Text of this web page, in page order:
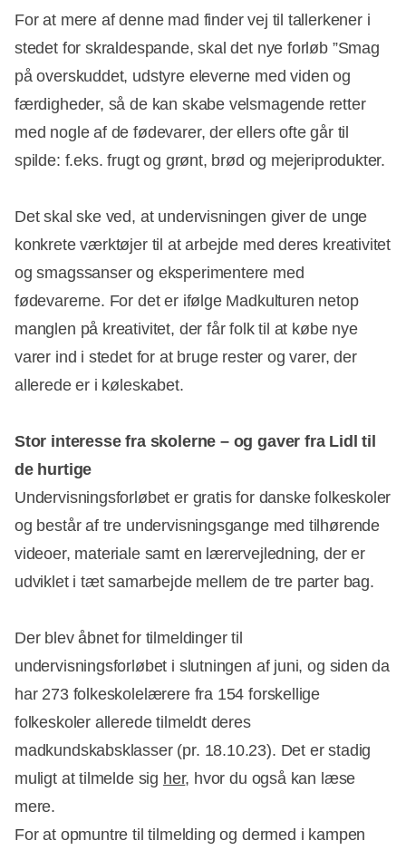
For at mere af denne mad finder vej til tallerkener i
stedet for skraldespande, skal det nye forløb ”Smag
på overskuddet, udstyre eleverne med viden og
færdigheder, så de kan skabe velsmagende retter
med nogle af de fødevarer, der ellers ofte går til
spilde: f.eks. frugt og grønt, brød og mejeriprodukter.
Det skal ske ved, at undervisningen giver de unge
konkrete værktøjer til at arbejde med deres kreativitet
og smagssanser og eksperimentere med
fødevarerne. For det er ifølge Madkulturen netop
manglen på kreativitet, der får folk til at købe nye
varer ind i stedet for at bruge rester og varer, der
allerede er i køleskabet.
Stor interesse fra skolerne – og gaver fra Lidl til
de hurtige
Undervisningsforløbet er gratis for danske folkeskoler
og består af tre undervisningsgange med tilhørende
videoer, materiale samt en lærervejledning, der er
udviklet i tæt samarbejde mellem de tre parter bag.
Der blev åbnet for tilmeldinger til
undervisningsforløbet i slutningen af juni, og siden da
har 273 folkeskolelærere fra 154 forskellige
folkeskoler allerede tilmeldt deres
madkundskabsklasser (pr. 18.10.23). Det er stadig
muligt at tilmelde sig her, hvor du også kan læse
mere.
For at opmuntre til tilmelding og dermed i kampen